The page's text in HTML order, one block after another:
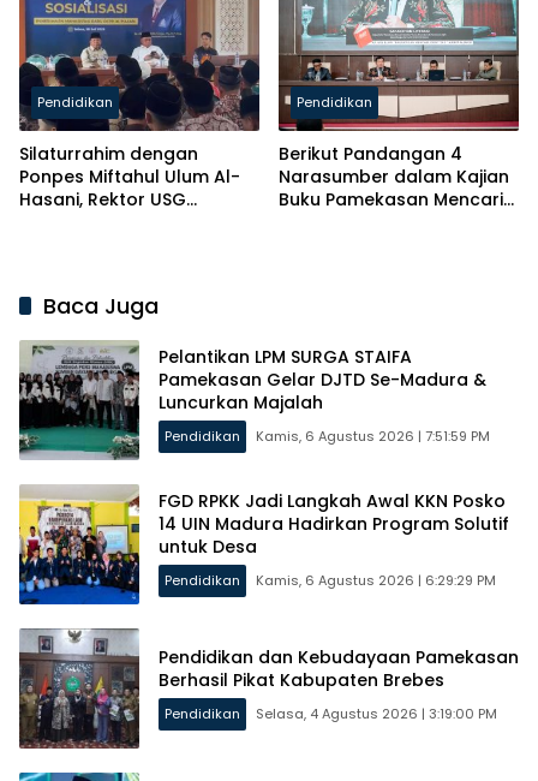
Pendidikan
Silaturrahim dengan
Ponpes Miftahul Ulum Al-
Hasani, Rektor USG
Pendidikan
Berikut Pandangan 4
Narasumber dalam Kajian
Buku Pamekasan Mencari
Baca Juga
Pelantikan LPM SURGA STAIFA
Pamekasan Gelar DJTD Se-Madura &
Luncurkan Majalah
Pendidikan Kamis, 6 Agustus 2026 | 7:51:59 PM
FGD RPKK Jadi Langkah Awal KKN Posko
14 UIN Madura Hadirkan Program Solutif
untuk Desa
Pendidikan Kamis, 6 Agustus 2026 | 6:29:29 PM
Pendidikan dan Kebudayaan Pamekasan
Berhasil Pikat Kabupaten Brebes
Pendidikan Selasa, 4 Agustus 2026 | 3:19:00 PM